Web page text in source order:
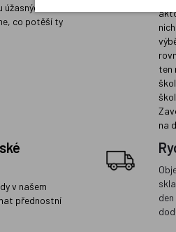
co potěší ty
ten
na
v našem
přednostní